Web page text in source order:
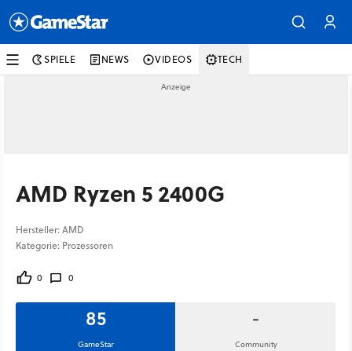
SPIELE NEWS VIDEOS TECH
AMD Ryzen 5 2400G
Hersteller: AMD
Kategorie: Prozessoren
0 0
85
GameStar
-
Community